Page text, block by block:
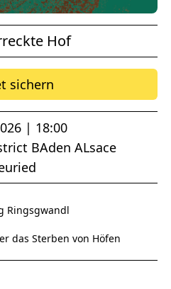
Hof
sichern
| 18:00
BAden ALsace
Ringsgwandl
das Sterben von Höfen